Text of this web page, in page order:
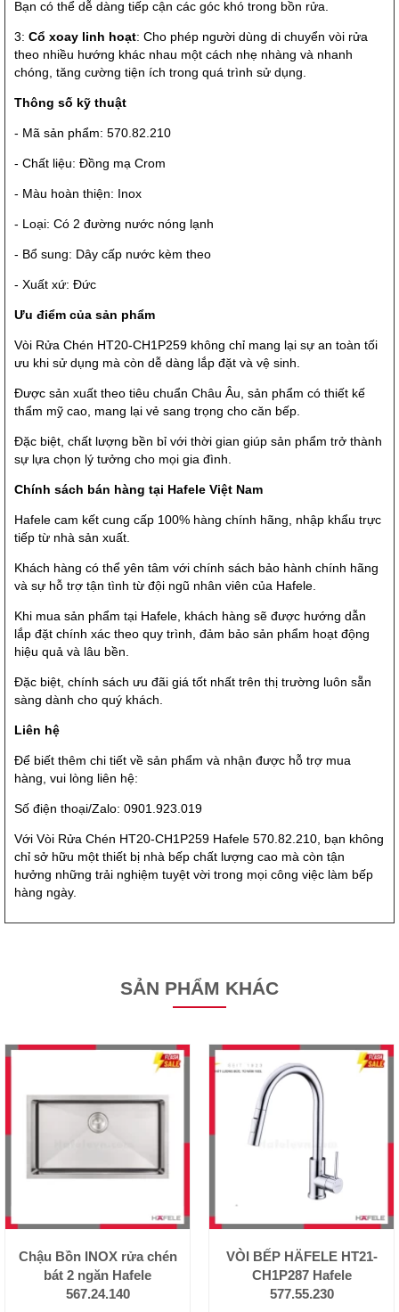
Bạn có thể dễ dàng tiếp cận các góc khó trong bồn rửa.
3: Cổ xoay linh hoạt: Cho phép người dùng di chuyển vòi rửa
theo nhiều hướng khác nhau một cách nhẹ nhàng và nhanh
chóng, tăng cường tiện ích trong quá trình sử dụng.
Thông số kỹ thuật
- Mã sản phẩm: 570.82.210
- Chất liệu: Đồng mạ Crom
- Màu hoàn thiện: Inox
- Loại: Có 2 đường nước nóng lạnh
- Bổ sung: Dây cấp nước kèm theo
- Xuất xứ: Đức
Ưu điểm của sản phẩm
Vòi Rửa Chén HT20-CH1P259 không chỉ mang lại sự an toàn tối
ưu khi sử dụng mà còn dễ dàng lắp đặt và vệ sinh.
Được sản xuất theo tiêu chuẩn Châu Âu, sản phẩm có thiết kế
thẩm mỹ cao, mang lại vẻ sang trọng cho căn bếp.
Đặc biệt, chất lượng bền bỉ với thời gian giúp sản phẩm trở thành
sự lựa chọn lý tưởng cho mọi gia đình.
Chính sách bán hàng tại Hafele Việt Nam
Hafele cam kết cung cấp 100% hàng chính hãng, nhập khẩu trực
tiếp từ nhà sản xuất.
Khách hàng có thể yên tâm với chính sách bảo hành chính hãng
và sự hỗ trợ tận tình từ đội ngũ nhân viên của Hafele.
Khi mua sản phẩm tại Hafele, khách hàng sẽ được hướng dẫn
lắp đặt chính xác theo quy trình, đảm bảo sản phẩm hoạt động
hiệu quả và lâu bền.
Đặc biệt, chính sách ưu đãi giá tốt nhất trên thị trường luôn sẵn
sàng dành cho quý khách.
Liên hệ
Để biết thêm chi tiết về sản phẩm và nhận được hỗ trợ mua
hàng, vui lòng liên hệ:
Số điện thoại/Zalo: 0901.923.019
Với Vòi Rửa Chén HT20-CH1P259 Hafele 570.82.210, bạn không
chỉ sở hữu một thiết bị nhà bếp chất lượng cao mà còn tận
hưởng những trải nghiệm tuyệt vời trong mọi công việc làm bếp
hàng ngày.
SẢN PHẨM KHÁC
Chậu Bồn INOX rửa chén
bát 2 ngăn Hafele
567.24.140
VÒI BẾP HÄFELE HT21-
CH1P287 Hafele
577.55.230